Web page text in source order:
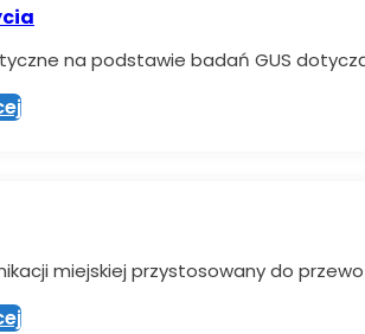
na podstawie badań GUS
miejskiej przystosowany do